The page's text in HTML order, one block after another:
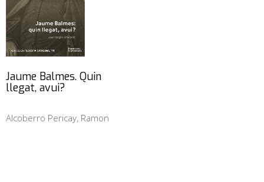
Jaume Balmes. Quin
llegat, avui?
Alcoberro Pericay, Ramon